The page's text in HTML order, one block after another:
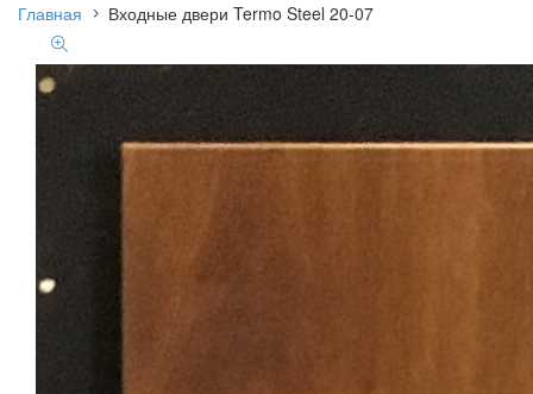
Главная Входные двери Termo Steel 20-07